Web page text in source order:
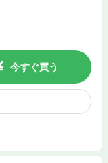
今すぐ買う